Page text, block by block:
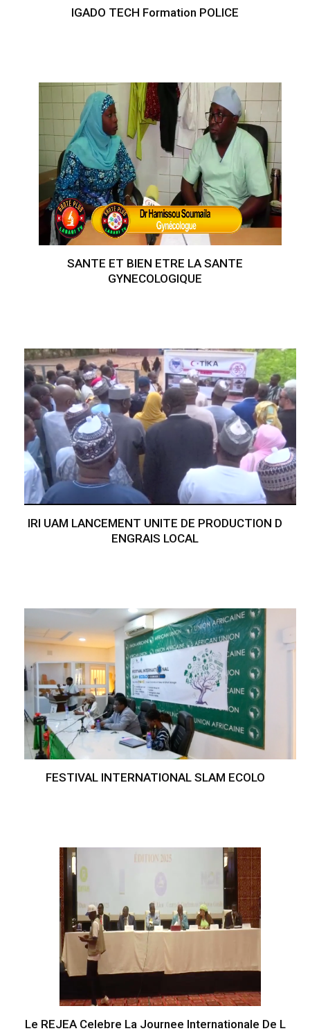
IGADO TECH Formation POLICE
SANTE ET BIEN ETRE LA SANTE
GYNECOLOGIQUE
IRI UAM LANCEMENT UNITE DE PRODUCTION D
ENGRAIS LOCAL
FESTIVAL INTERNATIONAL SLAM ECOLO
Le REJEA Celebre La Journee Internationale De L